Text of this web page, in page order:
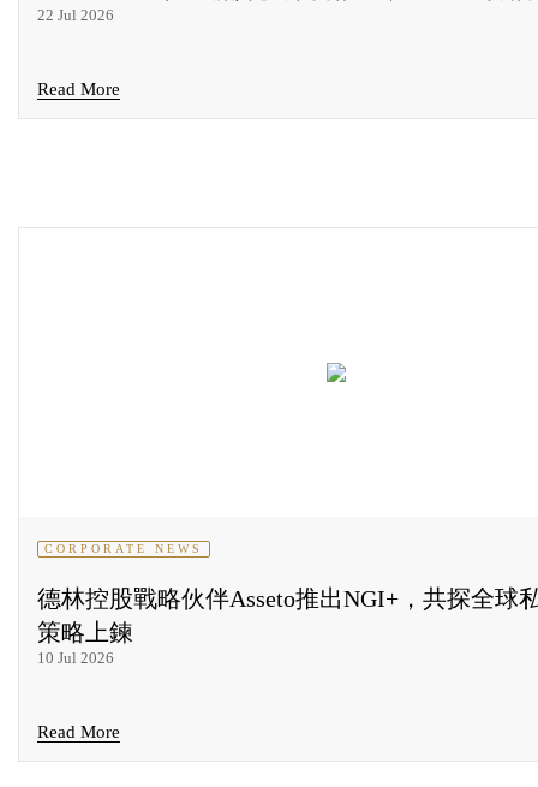
22 Jul 2026
Read More
CORPORATE NEWS
德林控股戰略伙伴Asseto推出NGI+，共探全球
策略上鍊
10 Jul 2026
Read More